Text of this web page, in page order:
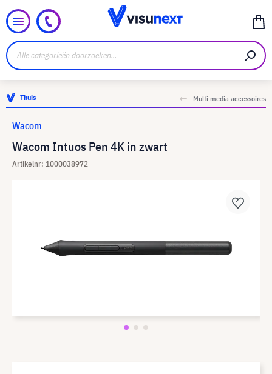
Thuis Multi media accessoires
Wacom Intuos Pen 4K in zwart
Artikelnr: 1000038972
Wacom